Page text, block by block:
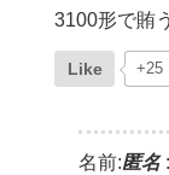
3100形で賄
Like +25
名前:匿名: